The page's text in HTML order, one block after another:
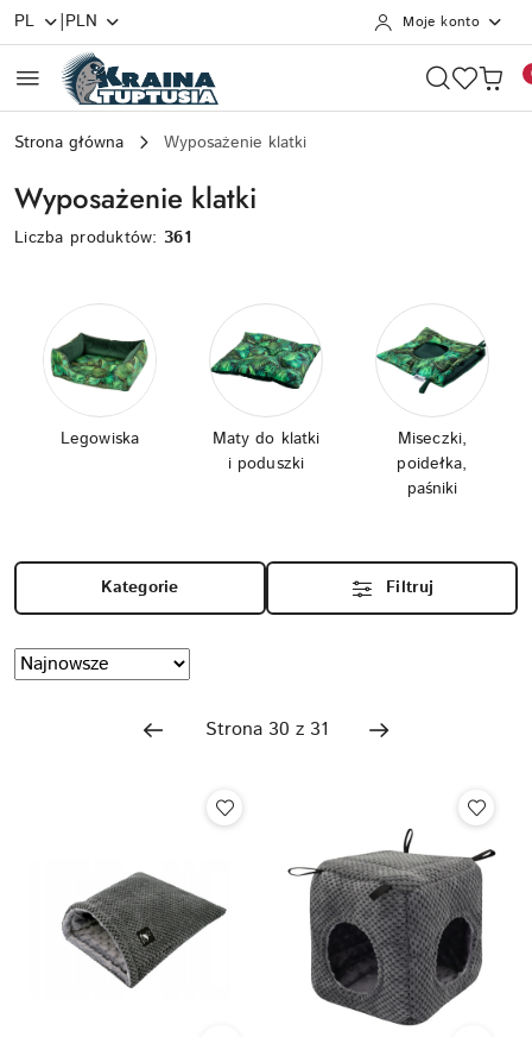
Przejdź do treści głównej
Przejdź do wyszukiwarki
Przejdź do moje konto
Przejdź do menu głównego
Przejdź do stopki
PL |PLN Moje konto
Strona główna Wyposażenie klatki
Wyposażenie klatki
Liczba produktów:361
Legowiska
Maty do klatki
i poduszki
Miseczki,
poidełka,
paśniki
Kategorie Filtruj
Zastosowano
sortowanie:
Sortuj
według